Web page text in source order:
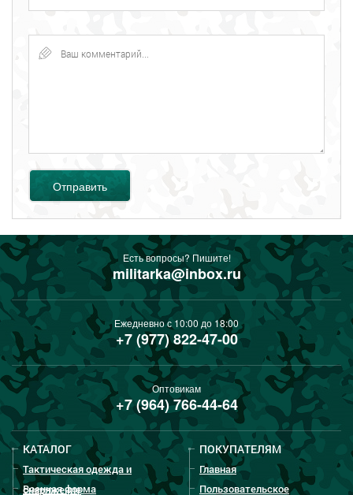
Отправить
Есть вопросы? Пишите!
militarka@inbox.ru
Ежедневно с 10:00 до 18:00
+7 (977) 822-47-00
Оптовикам
+7 (964) 766-44-64
КАТАЛОГ
Тактическая одежда и
снаряжение
Военная форма
ПОКУПАТЕЛЯМ
Главная
Пользовательское